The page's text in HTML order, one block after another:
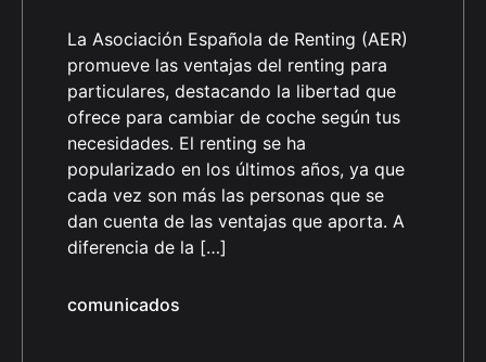
La Asociación Española de Renting (AER)
promueve las ventajas del renting para
particulares, destacando la libertad que
ofrece para cambiar de coche según tus
necesidades. El renting se ha
popularizado en los últimos años, ya que
cada vez son más las personas que se
dan cuenta de las ventajas que aporta. A
diferencia de la […]
comunicados